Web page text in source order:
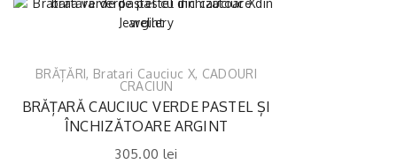
BRĂȚĂRI, Bratari Cauciuc X, CADOURI
CRACIUN
BRĂȚARĂ CAUCIUC VERDE PASTEL ȘI
ÎNCHIZĂTOARE ARGINT
305.00 lei